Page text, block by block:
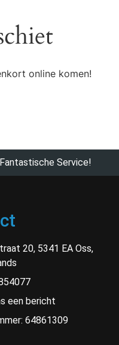
online komen!
Fantastische Service!
20, 5341 EA Oss,
een bericht
64861309